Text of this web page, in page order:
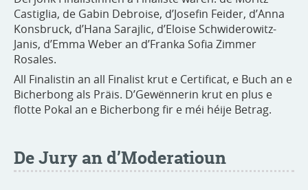
Castiglia, de Gabin Debroise, d’Josefin Feider, d’Anna
Konsbruck, d’Hana Sarajlic, d’Eloise Schwiderowitz-
Janis, d’Emma Weber an d’Franka Sofia Zimmer
Rosales.
All Finalistin an all Finalist krut e Certificat, e Buch an e
Bicherbong als Präis. D’Gewënnerin krut en plus e
flotte Pokal an e Bicherbong fir e méi héije Betrag.
De Jury an d’Moderatioun